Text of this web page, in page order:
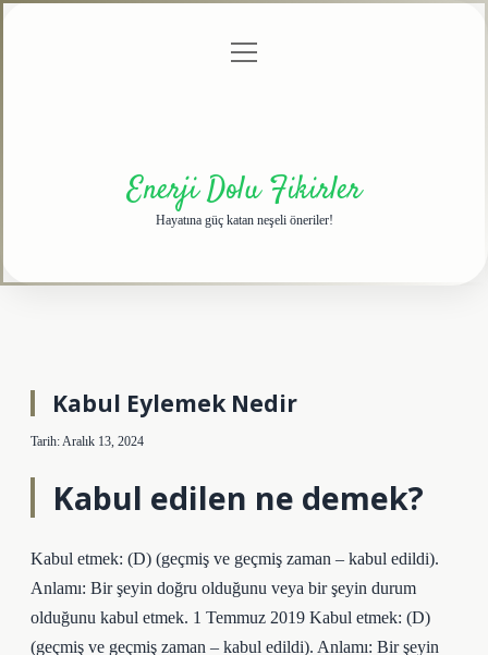
menüyü
Enerji Dolu Fikirler
Hayatına güç katan neşeli öneriler!
Kabul Eylemek Nedir
Tarih: Aralık 13, 2024
Kabul edilen ne demek?
Kabul etmek: (D) (geçmiş ve geçmiş zaman – kabul edildi).
Anlamı: Bir şeyin doğru olduğunu veya bir şeyin durum
olduğunu kabul etmek. 1 Temmuz 2019 Kabul etmek: (D)
(geçmiş ve geçmiş zaman – kabul edildi). Anlamı: Bir şeyin